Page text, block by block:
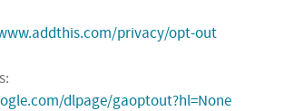
privacy/opt-out
dlpage/gaoptout?hl=None